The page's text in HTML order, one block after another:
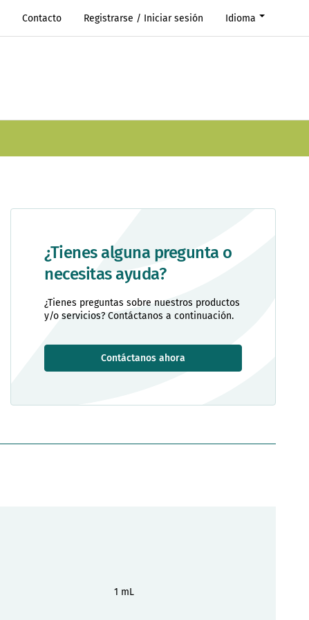
Contacto Registrarse / Iniciar sesión Idioma
¿Tienes alguna pregunta o
necesitas ayuda?
¿Tienes preguntas sobre nuestros productos
y/o servicios? Contáctanos a continuación.
Contáctanos ahora
1 mL